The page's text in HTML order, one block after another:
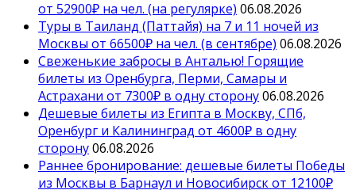
от 52900₽ на чел. (на регулярке) 06.08.2026
Туры в Таиланд (Паттайя) на 7 и 11 ночей из
Москвы от 66500₽ на чел. (в сентябре) 06.08.2026
Свеженькие забросы в Анталью! Горящие
билеты из Оренбурга, Перми, Самары и
Астрахани от 7300₽ в одну сторону06.08.2026
Дешевые билеты из Египта в Москву, СПб,
Оренбург и Калининград от 4600₽ в одну
сторону06.08.2026
Раннее бронирование: дешевые билеты Победы
из Москвы в Барнаул и Новосибирск от 12100₽